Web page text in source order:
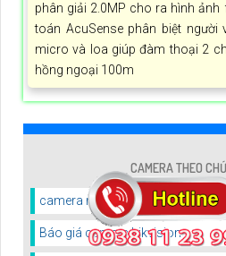
phân giải 2.0MP cho ra hình ảnh
toán AcuSense phân biệt người
micro và loa giúp đàm thoại 2
hồng ngoại 100m
CAMERA THEO
camera nhìn mã vận đơn nét nhất
Báo giá camera hikvision